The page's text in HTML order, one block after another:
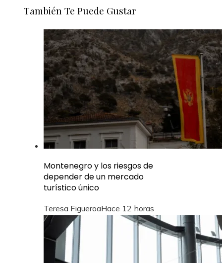
También Te Puede Gustar
Montenegro y los riesgos de
depender de un mercado
turístico único
Teresa FigueroaHace 12 horas